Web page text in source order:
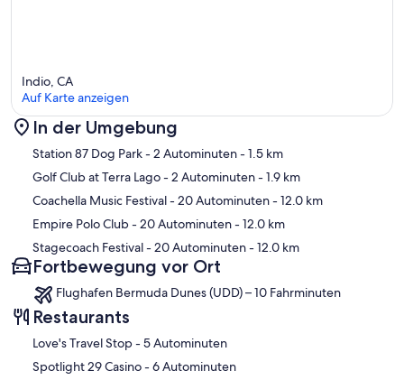
Karte
Indio, CA
Auf Karte anzeigen
In der Umgebung
Station 87 Dog Park- 2 Autominuten- 1.5 km
Golf Club at Terra Lago- 2 Autominuten- 1.9 km
Coachella Music Festival- 20 Autominuten- 12.0 km
Empire Polo Club- 20 Autominuten- 12.0 km
Stagecoach Festival- 20 Autominuten- 12.0 km
Fortbewegung vor Ort
Flughafen Bermuda Dunes (UDD) – 10 Fahrminuten
Restaurants
‪Love's Travel Stop - ‬5 Autominuten
‪Spotlight 29 Casino - ‬6 Autominuten